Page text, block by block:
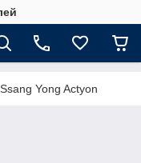
Ssang Yong Actyon